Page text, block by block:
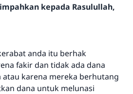
kepada Rasulullah,
anda itu berhak
fakir dan tidak ada dana
karena mereka berhutang
dana untuk melunasi